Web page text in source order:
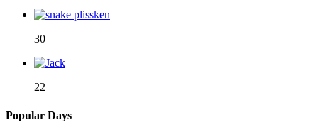
30
22
Popular Days